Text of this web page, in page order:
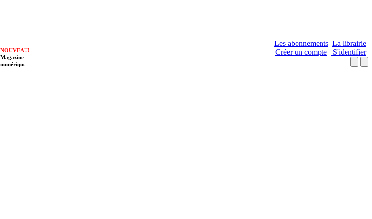
Les abonnements La librairie
Créer un compte
S'identifier
NOUVEAU!
Magazine
numérique